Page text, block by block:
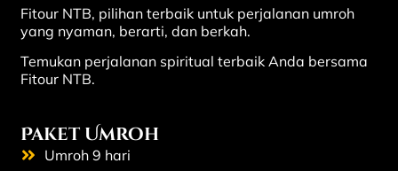
Fitour NTB, pilihan terbaik untuk perjalanan umroh
yang nyaman, berarti, dan berkah.
Temukan perjalanan spiritual terbaik Anda bersama
Fitour NTB.
Paket Umroh
Umroh 9 hari